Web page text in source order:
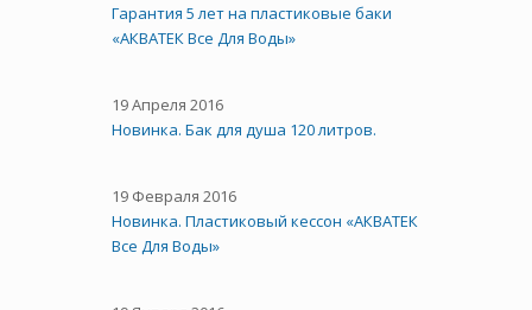
Гарантия 5 лет на пластиковые баки
«АКВАТЕК Все Для Воды»
19 Апреля 2016
Новинка. Бак для душа 120 литров.
19 Февраля 2016
Новинка. Пластиковый кессон «АКВАТЕК
Все Для Воды»